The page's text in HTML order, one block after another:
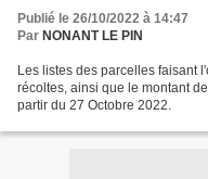
Publié le 26/10/2022 à 14:47
Par NONANT LE PIN
Les listes des parcelles faisant
récoltes, ainsi que le montant
partir du 27 Octobre 2022.